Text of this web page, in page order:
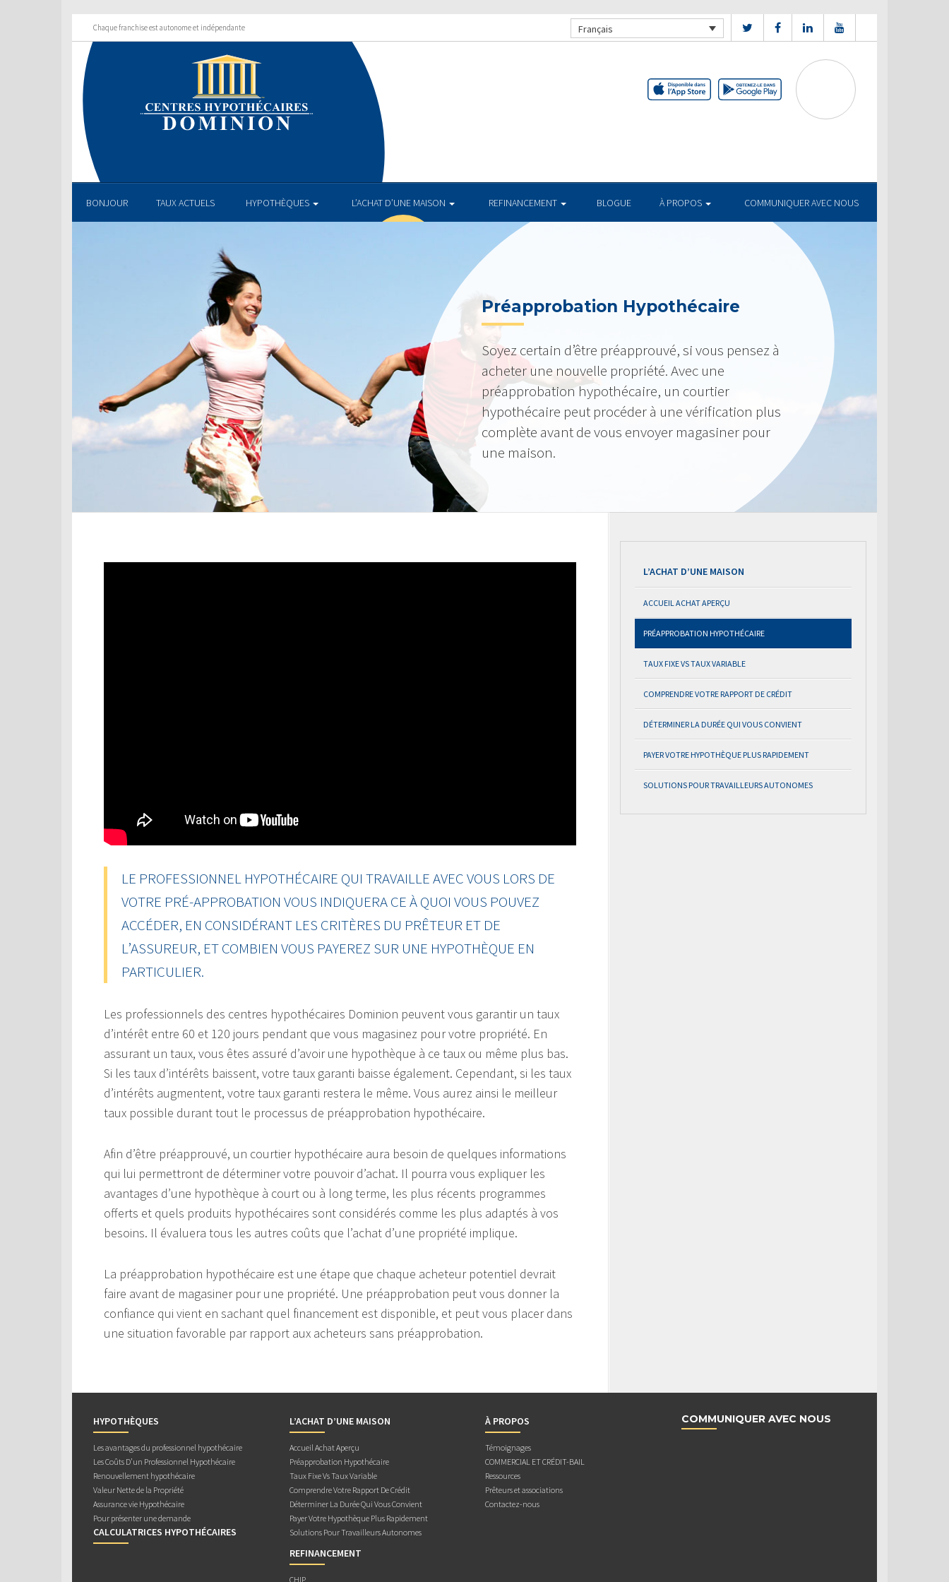
Chaque franchise est autonome et indépendante Français
BONJOUR TAUX ACTUELS HYPOTHÈQUES L’ACHAT D’UNE MAISON REFINANCEMENT BLOGUE À PROPOS COMMUNIQUER AVEC NOUS
Préapprobation Hypothécaire
Soyez certain d’être préapprouvé, si vous pensez à
acheter une nouvelle propriété. Avec une
préapprobation hypothécaire, un courtier
hypothécaire peut procéder à une vérification plus
complète avant de vous envoyer magasiner pour
une maison.
LE PROFESSIONNEL HYPOTHÉCAIRE QUI TRAVAILLE AVEC VOUS LORS DE
VOTRE PRÉ-APPROBATION VOUS INDIQUERA CE À QUOI VOUS POUVEZ
ACCÉDER, EN CONSIDÉRANT LES CRITÈRES DU PRÊTEUR ET DE
L’ASSUREUR, ET COMBIEN VOUS PAYEREZ SUR UNE HYPOTHÈQUE EN
PARTICULIER.
Les professionnels des centres hypothécaires Dominion peuvent vous garantir un taux
d’intérêt entre 60 et 120 jours pendant que vous magasinez pour votre propriété. En
assurant un taux, vous êtes assuré d’avoir une hypothèque à ce taux ou même plus bas.
Si les taux d’intérêts baissent, votre taux garanti baisse également. Cependant, si les taux
d’intérêts augmentent, votre taux garanti restera le même. Vous aurez ainsi le meilleur
taux possible durant tout le processus de préapprobation hypothécaire.
Afin d’être préapprouvé, un courtier hypothécaire aura besoin de quelques informations
qui lui permettront de déterminer votre pouvoir d’achat. Il pourra vous expliquer les
avantages d’une hypothèque à court ou à long terme, les plus récents programmes
offerts et quels produits hypothécaires sont considérés comme les plus adaptés à vos
besoins. Il évaluera tous les autres coûts que l’achat d’une propriété implique.
La préapprobation hypothécaire est une étape que chaque acheteur potentiel devrait
faire avant de magasiner pour une propriété. Une préapprobation peut vous donner la
confiance qui vient en sachant quel financement est disponible, et peut vous placer dans
une situation favorable par rapport aux acheteurs sans préapprobation.
L’ACHAT D’UNE MAISON
ACCUEIL ACHAT APERÇU
PRÉAPPROBATION HYPOTHÉCAIRE
TAUX FIXE VS TAUX VARIABLE
COMPRENDRE VOTRE RAPPORT DE CRÉDIT
DÉTERMINER LA DURÉE QUI VOUS CONVIENT
PAYER VOTRE HYPOTHÈQUE PLUS RAPIDEMENT
SOLUTIONS POUR TRAVAILLEURS AUTONOMES
HYPOTHÈQUES
Les avantages du professionnel hypothécaire
Les Coûts D’un Professionnel Hypothécaire
Renouvellement hypothécaire
Valeur Nette de la Propriété
Assurance vie Hypothécaire
Pour présenter une demande
CALCULATRICES HYPOTHÉCAIRES
L’ACHAT D’UNE MAISON
Accueil Achat Aperçu
Préapprobation Hypothécaire
Taux Fixe Vs Taux Variable
Comprendre Votre Rapport De Crédit
Déterminer La Durée Qui Vous Convient
Payer Votre Hypothèque Plus Rapidement
Solutions Pour Travailleurs Autonomes
REFINANCEMENT
CHIP
À PROPOS
Témoignages
COMMERCIAL ET CRÉDIT-BAIL
Ressources
Prêteurs et associations
Contactez-nous
COMMUNIQUER AVEC NOUS